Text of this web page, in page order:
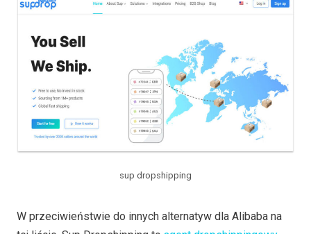
sup dropshipping
W przeciwieństwie do innych alternatyw dla Alibaba na